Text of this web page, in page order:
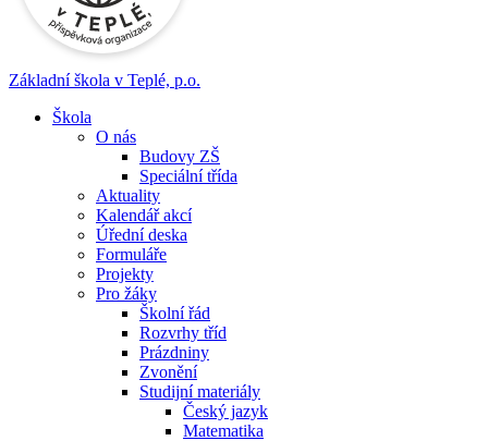
Základní škola v Teplé, p.o.
Škola
O nás
Budovy ZŠ
Speciální třída
Aktuality
Kalendář akcí
Úřední deska
Formuláře
Projekty
Pro žáky
Školní řád
Rozvrhy tříd
Prázdniny
Zvonění
Studijní materiály
Český jazyk
Matematika